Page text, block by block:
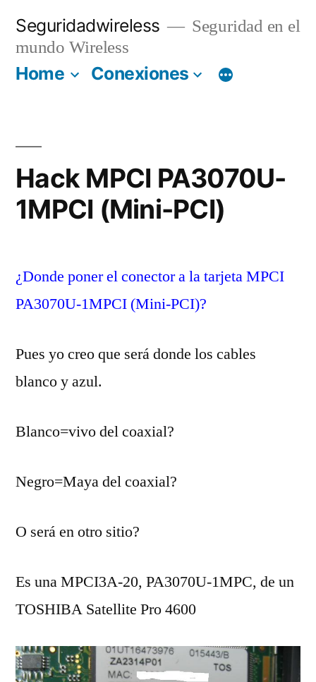
contenido
Seguridadwireless
Seguridad en el
mundo Wireless
Home Conexiones
Hack MPCI PA3070U-
1MPCI (Mini-PCI)
¿Donde poner el conector a la tarjeta MPCI
PA3070U-1MPCI (Mini-PCI)?
Pues yo creo que será donde los cables
blanco y azul.
Blanco=vivo del coaxial?
Negro=Maya del coaxial?
O será en otro sitio?
Es una MPCI3A-20, PA3070U-1MPC, de un
TOSHIBA Satellite Pro 4600